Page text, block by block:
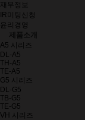
재무정보
IR미팅신청
윤리경영
제품소개
A5 시리즈
DL-A5
TH-A5
TE-A5
G5 시리즈
DL-G5
TB-G5
TE-G5
VH 시리즈